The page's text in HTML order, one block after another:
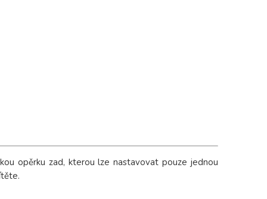
opěrku zad, kterou lze nastavovat pouze jednou